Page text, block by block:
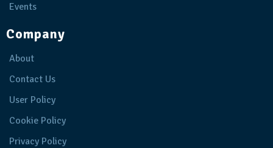
Events
Company
About
Contact Us
User Policy
Cookie Policy
Privacy Policy